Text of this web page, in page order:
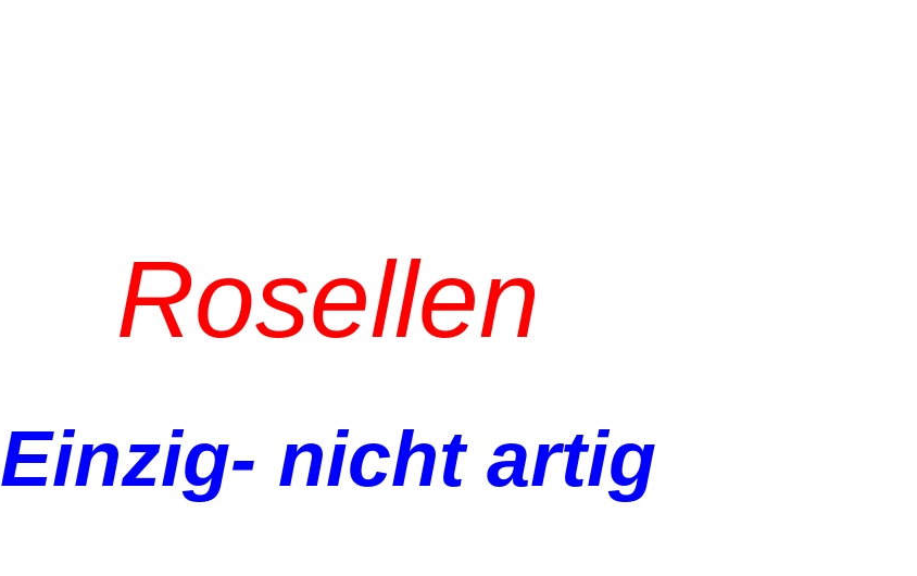
Rosellen
Einzig- nicht artig